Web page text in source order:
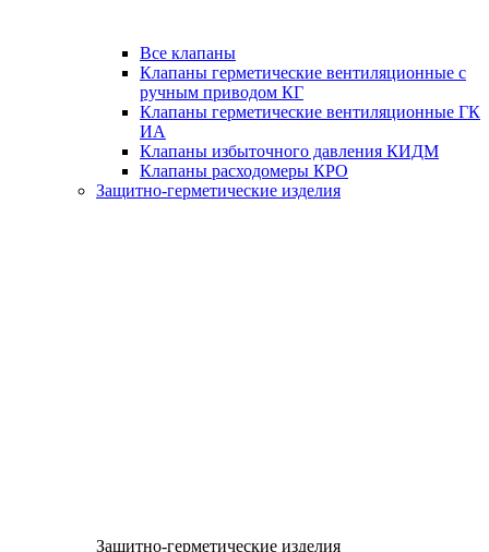
Все клапаны
Клапаны герметические вентиляционные с
ручным приводом КГ
Клапаны герметические вентиляционные ГК
ИА
Клапаны избыточного давления КИДМ
Клапаны расходомеры КРО
Защитно-герметические изделия
Защитно-герметические изделия